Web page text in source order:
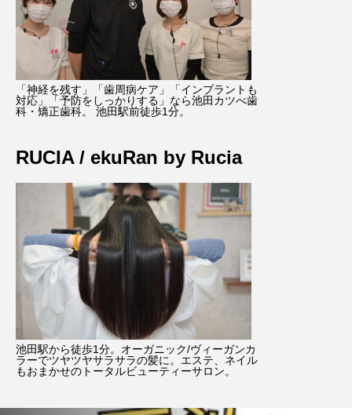
「神経を残す」「歯周病ケア」「インプラントも
対応」「予防をしっかりする」なら池田カツべ歯
科・矯正歯科。 池田駅前徒歩1分。
RUCIA / ekuRan by Rucia
池田駅から徒歩1分。オーガニック/ヴィーガンカ
ラーでツヤツヤサラサラの髪に。エステ、ネイル
もおまかせのトータルビューティーサロン。